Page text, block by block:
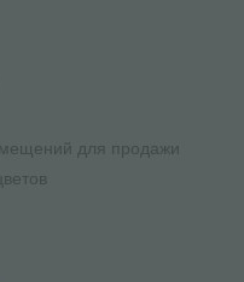
для продажи